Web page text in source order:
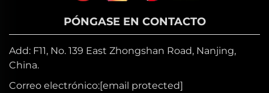
PÓNGASE EN CONTACTO
Add: F11, No. 139 East Zhongshan Road, Nanjing,
China.
Correo electrónico:[email protected]